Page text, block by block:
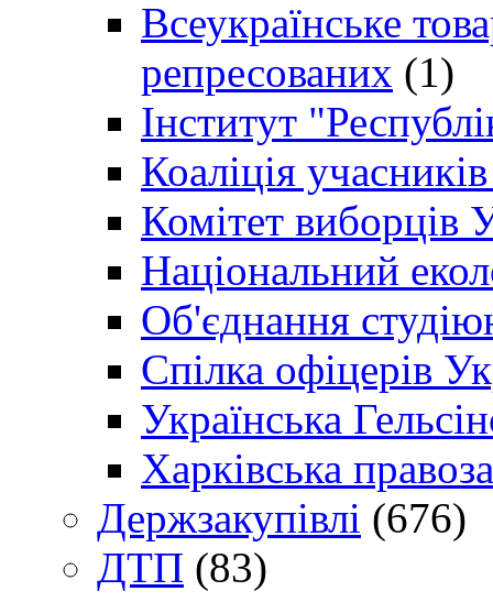
Всеукраїнське
репресованих (1)
Інститут
Коаліція
Комітет виборців
Національний
Об'єднання
Спілка офіцерів
Українська
Харківська
Держзакупівлі (676)
ДТП (83)